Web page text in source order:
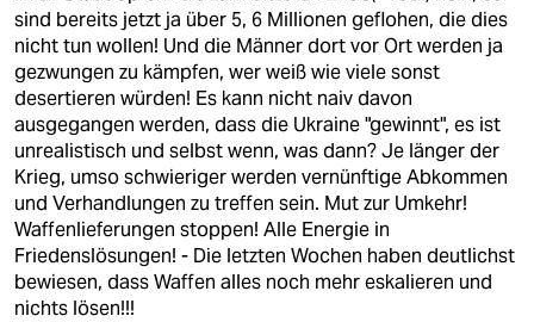
sind bereits jetzt ja über 5, 6 Millionen geflohen, die dies
nicht tun wollen! Und die Männer dort vor Ort werden ja
gezwungen zu kämpfen, wer weiß wie viele sonst
desertieren würden! Es kann nicht naiv davon
ausgegangen werden, dass die Ukraine "gewinnt", es ist
unrealistisch und selbst wenn, was dann? Je länger der
Krieg, umso schwieriger werden vernünftige Abkommen
und Verhandlungen zu treffen sein. Mut zur Umkehr!
Waffenlieferungen stoppen! Alle Energie in
Friedenslösungen! - Die letzten Wochen haben deutlichst
bewiesen, dass Waffen alles noch mehr eskalieren und
nichts lösen!!!